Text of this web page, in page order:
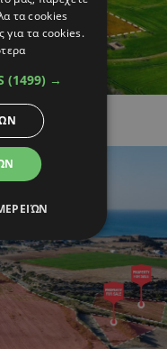
τα cookies
για τα cookies.
(1499) →